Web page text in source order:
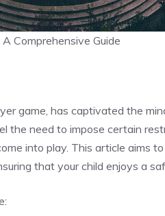
A Comprehensive Guide
game, has captivated the
the need to impose certain
into play. This article aims
that your child enjoys a